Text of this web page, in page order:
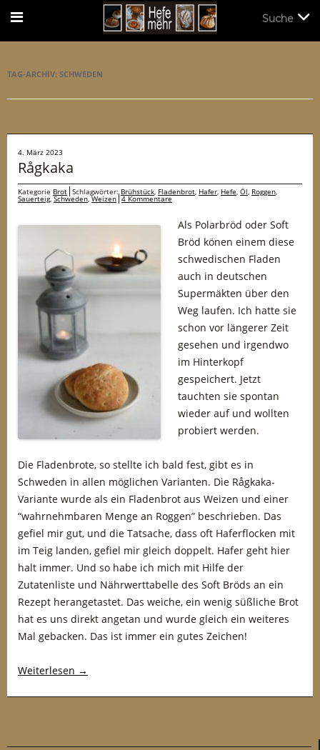
TAG-ARCHIV: SCHWEDEN
4. März 2023
Rågkaka
Kategorie Brot Schlagwörter: Brühstück, Fladenbrot, Hafer, Hefe, Öl, Roggen,
Sauerteig,Schweden,Weizen 4 Kommentare
Als Polarbröd oder Soft
Bröd könen einem diese
schwedischen Fladen
auch in deutschen
Supermäkten über den
Weg laufen. Ich hatte sie
schon vor längerer Zeit
gesehen und irgendwo
im Hinterkopf
gespeichert. Jetzt
tauchten sie spontan
wieder auf und wollten
probiert werden.
Die Fladenbrote, so stellte ich bald fest, gibt es in
Schweden in allen möglichen Varianten. Die Rågkaka-
Variante wurde als ein Fladenbrot aus Weizen und einer
“wahrnehmbaren Menge an Roggen” beschrieben. Das
gefiel mir gut, und die Tatsache, dass oft Haferflocken mit
im Teig landen, gefiel mir gleich doppelt. Hafer geht hier
halt immer. Und so habe ich mich mit Hilfe der
Zutatenliste und Nährwerttabelle des Soft Bröds an ein
Rezept herangetastet. Das weiche, ein wenig süßliche Brot
hat es uns direkt angetan und wurde gleich ein weiteres
Mal gebacken. Das ist immer ein gutes Zeichen!
Weiterlesen →
Suche
Suche